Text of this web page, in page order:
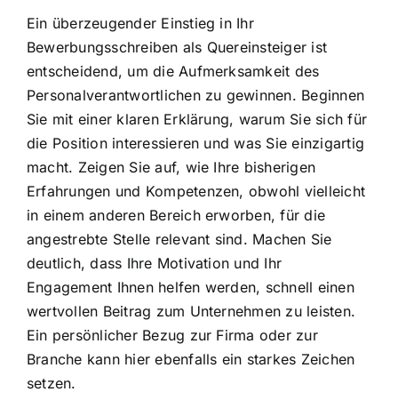
Ein überzeugender Einstieg in Ihr
Bewerbungsschreiben als Quereinsteiger ist
entscheidend, um die Aufmerksamkeit des
Personalverantwortlichen zu gewinnen. Beginnen
Sie mit einer klaren Erklärung, warum Sie sich für
die Position interessieren und was Sie einzigartig
macht. Zeigen Sie auf, wie Ihre bisherigen
Erfahrungen und Kompetenzen, obwohl vielleicht
in einem anderen Bereich erworben, für die
angestrebte Stelle relevant sind. Machen Sie
deutlich, dass Ihre Motivation und Ihr
Engagement Ihnen helfen werden, schnell einen
wertvollen Beitrag zum Unternehmen zu leisten.
Ein persönlicher Bezug zur Firma oder zur
Branche kann hier ebenfalls ein starkes Zeichen
setzen.